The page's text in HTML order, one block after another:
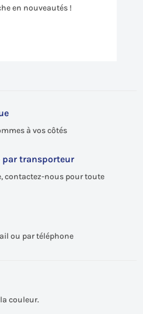
en nouveautés !
à vos côtés
par transporteur
contactez-nous pour toute
ou par téléphone
couleur.